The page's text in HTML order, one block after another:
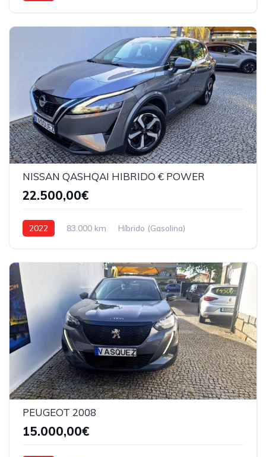
NISSAN QASHQAI HIBRIDO € POWER
22.500,00€
2022 83.000 km
Híbrido (Gasolina)
PEUGEOT 2008
15.000,00€